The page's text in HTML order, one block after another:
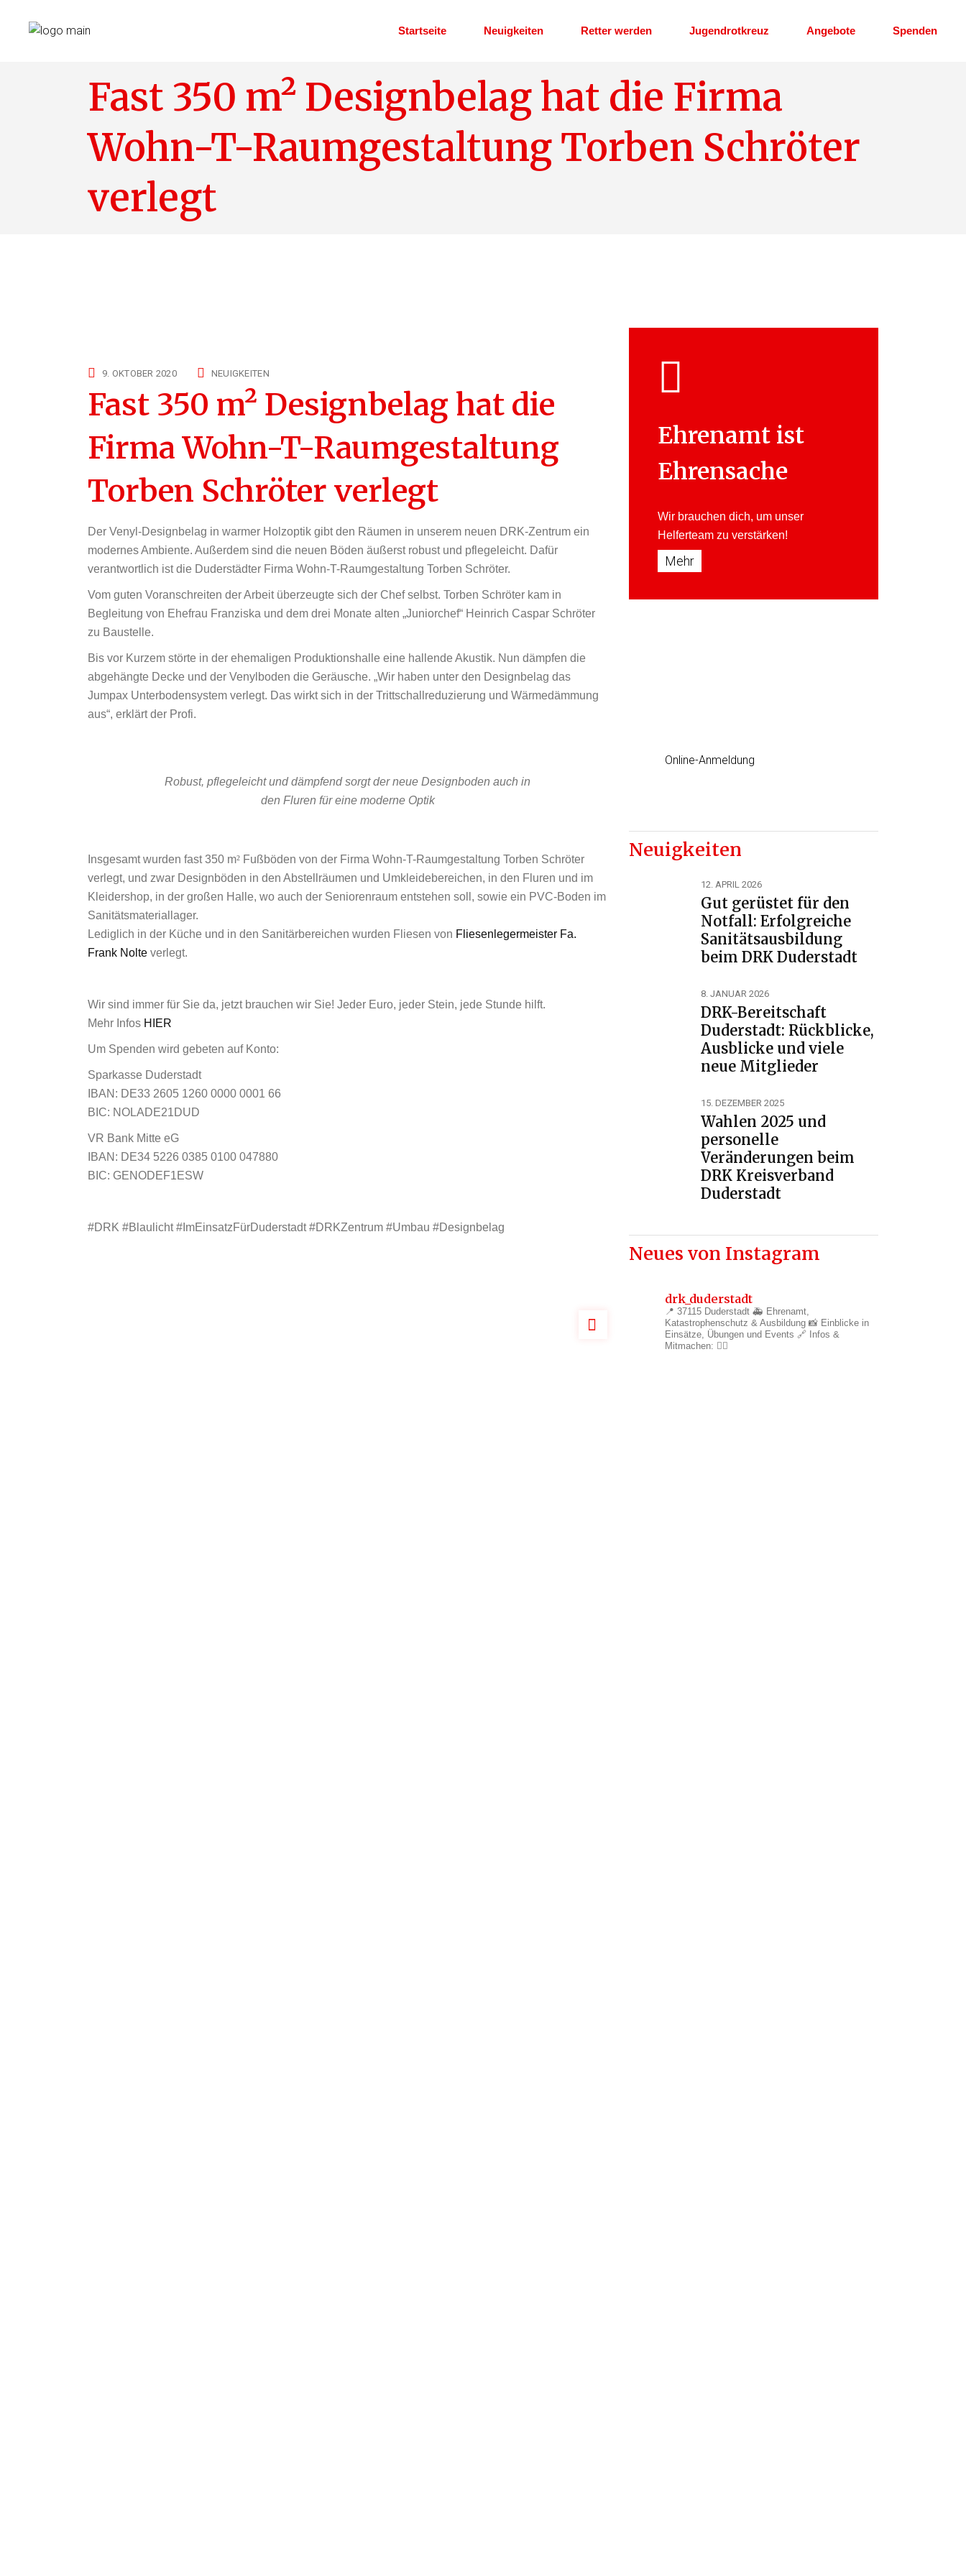
Startseite Neuigkeiten Retter werden
Helfer im Ehrenamt
Dienstplan
Jugendrotkreuz Angebote
Erste Hilfe am Kind
Kleidershop
Spenden
Fast 350 m² Designbelag hat die Firma
Wohn-T-Raumgestaltung Torben Schröter
verlegt
9. OKTOBER 2020 NEUIGKEITEN
Fast 350 m² Designbelag hat die
Firma Wohn-T-Raumgestaltung
Torben Schröter verlegt
Der Venyl-Designbelag in warmer Holzoptik gibt den Räumen in unserem neuen DRK-Zentrum ein
modernes Ambiente. Außerdem sind die neuen Böden äußerst robust und pflegeleicht. Dafür
verantwortlich ist die Duderstädter Firma Wohn-T-Raumgestaltung Torben Schröter.
Vom guten Voranschreiten der Arbeit überzeugte sich der Chef selbst. Torben Schröter kam in
Begleitung von Ehefrau Franziska und dem drei Monate alten „Juniorchef“ Heinrich Caspar Schröter
zu Baustelle.
Bis vor Kurzem störte in der ehemaligen Produktionshalle eine hallende Akustik. Nun dämpfen die
abgehängte Decke und der Venylboden die Geräusche. „Wir haben unter den Designbelag das
Jumpax Unterbodensystem verlegt. Das wirkt sich in der Trittschallreduzierung und Wärmedämmung
aus“, erklärt der Profi.
Robust, pflegeleicht und dämpfend sorgt der neue Designboden auch in
den Fluren für eine moderne Optik
Insgesamt wurden fast 350 m² Fußböden von der Firma Wohn-T-Raumgestaltung Torben Schröter
verlegt, und zwar Designböden in den Abstellräumen und Umkleidebereichen, in den Fluren und im
Kleidershop, in der großen Halle, wo auch der Seniorenraum entstehen soll, sowie ein PVC-Boden im
Sanitätsmateriallager.
Lediglich in der Küche und in den Sanitärbereichen wurden Fliesen von Fliesenlegermeister Fa.
Frank Nolte verlegt.
Wir sind immer für Sie da, jetzt brauchen wir Sie! Jeder Euro, jeder Stein, jede Stunde hilft.
Mehr Infos HIER
Um Spenden wird gebeten auf Konto:
Sparkasse Duderstadt
IBAN: DE33 2605 1260 0000 0001 66
BIC: NOLADE21DUD
VR Bank Mitte eG
IBAN: DE34 5226 0385 0100 047880
BIC: GENODEF1ESW
#DRK #Blaulicht #ImEinsatzFürDuderstadt #DRKZentrum #Umbau #Designbelag
Ehrenamt ist
Ehrensache
Wir brauchen dich, um unser
Helferteam zu verstärken!
Mehr
Online-Anmeldung
Neuigkeiten
12. APRIL 2026
Gut gerüstet für den
Notfall: Erfolgreiche
Sanitätsausbildung
beim DRK Duderstadt
8. JANUAR 2026
DRK-Bereitschaft
Duderstadt: Rückblicke,
Ausblicke und viele
neue Mitglieder
15. DEZEMBER 2025
Wahlen 2025 und
personelle
Veränderungen beim
DRK Kreisverband
Duderstadt
Neues von Instagram
drk_duderstadt
📍 37115 Duderstadt 🚑 Ehrenamt,
Katastrophenschutz & Ausbildung 📸 Einblicke in
Einsätze, Übungen und Events 🔗 Infos &
Mitmachen: 👇🏼